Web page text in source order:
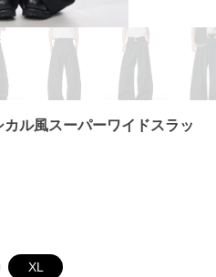
ル風スーパーワイドスラッ
XL